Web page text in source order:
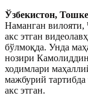
Ўзбекистон,
Наманган вилояти,
акс этган
бўлмоқда. Унда
нозири
ходимлари
мажбурий
акс этган.